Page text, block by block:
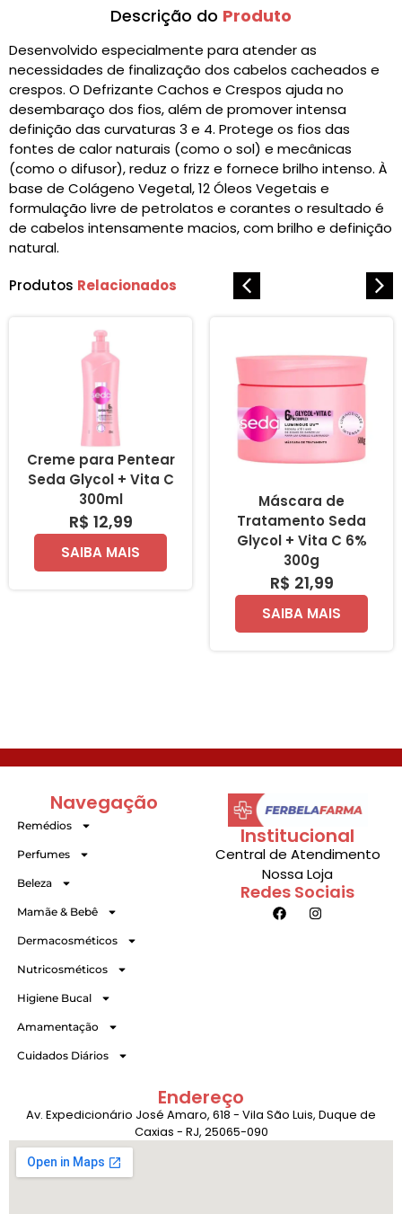
Descrição do Produto
Desenvolvido especialmente para atender as
necessidades de finalização dos cabelos cacheados e
crespos. O Defrizante Cachos e Crespos ajuda no
desembaraço dos fios, além de promover intensa
definição das curvaturas 3 e 4. Protege os fios das
fontes de calor naturais (como o sol) e mecânicas
(como o difusor), reduz o frizz e fornece brilho intenso. À
base de Colágeno Vegetal, 12 Óleos Vegetais e
formulação livre de petrolatos e corantes o resultado é
de cabelos intensamente macios, com brilho e definição
natural.
Produtos Relacionados
Creme para Pentear
Seda Glycol + Vita C
300ml
R$ 12,99
SAIBA MAIS
Máscara de
Tratamento Seda
Glycol + Vita C 6%
300g
R$ 21,99
SAIBA MAIS
Institucional
Central de Atendimento
Nossa Loja
Redes Sociais
Navegação
Remédios
Perfumes
Beleza
Mamãe & Bebê
Dermacosméticos
Nutricosméticos
Higiene Bucal
Amamentação
Cuidados Diários
Endereço
Av. Expedicionário José Amaro, 618 - Vila São Luis, Duque de
Caxias - RJ, 25065-090